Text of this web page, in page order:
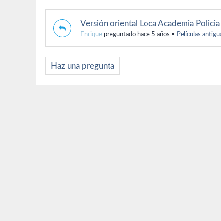
Versión oriental Loca Academia Policia
Enrique preguntado hace 5 años • Películas
Haz una pregunta